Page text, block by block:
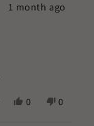
1 month ago
Yes,
0
No,
0